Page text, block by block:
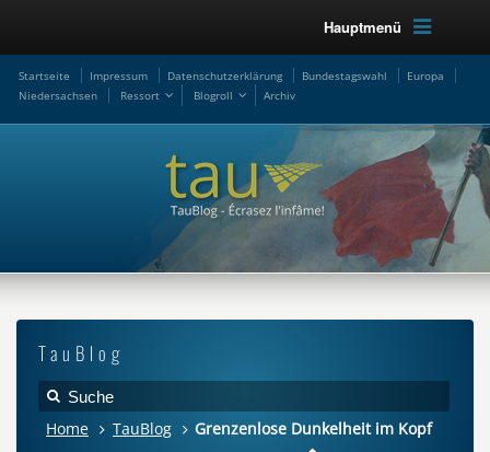
Hauptmenü
Startseite Impressum Datenschutzerklärung Bundestagswahl
Europa
Niedersachsen
Ressort Blogroll Archiv
TauBlog
Home TauBlog Grenzenlose Dunkelheit im Kopf